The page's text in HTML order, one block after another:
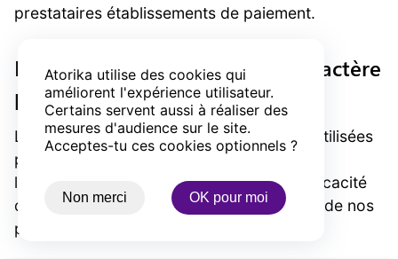
Atorika utilise des cookies qui
améliorent l'expérience utilisateur.
Certains servent aussi à réaliser des
mesures d'audience sur le site.
Acceptes-tu ces cookies optionnels ?
Non merci OK pour moi
prestataires établissements de paiement.
Destinataires des données à caractère
personnel
Les données à caractère personnel sont utilisées
par Atorika et ses co-contractants pour
l’exécution du contrat et pour assurer l’efficacité
de la prestation de vente et de délivrance de nos
produits.